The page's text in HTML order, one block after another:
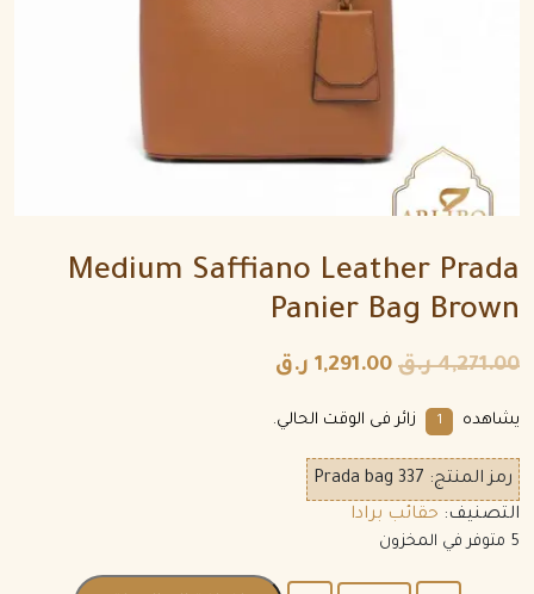
Medium Saffiano Leather Prada
Panier Bag Brown
4,271.00 ر.ق 1,291.00 ر.ق
يشاهده 1 زائر فى الوقت الحالي.
رمز المنتج: Prada bag 337
التصنيف: حقائب برادا
5 متوفر في المخزون